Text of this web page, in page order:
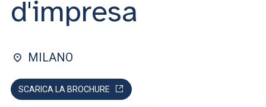
Facoltà e campus
d'impresa
MILANO
SCARICA LA BROCHURE